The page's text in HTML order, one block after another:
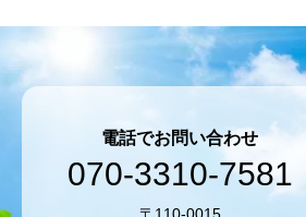
電話でお問い合わせ
070-3310-7581
〒110-0015